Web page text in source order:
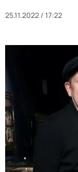
25.11.2022 / 17:22